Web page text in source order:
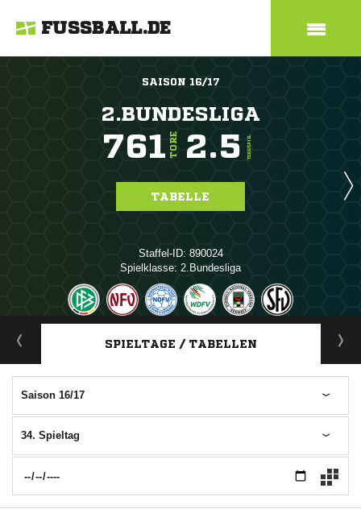
FUSSBALL.DE
SAISON 16/17
2.BUNDESLIGA
761TORE 2.5 TORE/SPIEL
TABELLE
Staffel-ID: 890024
Spielklasse: 2.Bundesliga
ANZEIGE
SPIELTAGE / TABELLEN
Saison 16/17
34. Spieltag